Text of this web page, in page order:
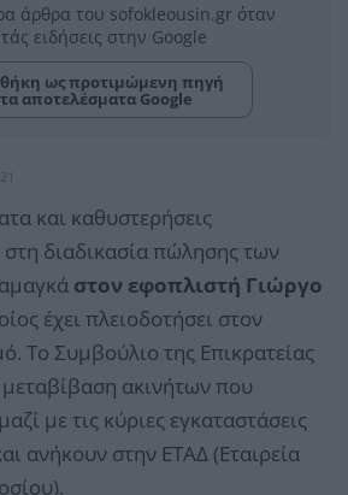
άρθρα του sofokleousin.gr όταν
ειδήσεις στην Google
ως προτιμώμενη πηγή
αποτελέσματα Google
και καθυστερήσεις
διαδικασία πώλησης των
στον εφοπλιστή Γιώργο
έχει πλειοδοτήσει στον
Το Συμβούλιο της Επικρατείας
ακινήτων που
με τις κύριες εγκαταστάσεις
ανήκουν στην ΕΤΑΔ (Εταιρεία